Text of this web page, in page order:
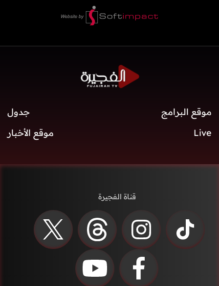
موقع البرامج
جدول
Live
موقع الأخبار
قناة الفجيرة